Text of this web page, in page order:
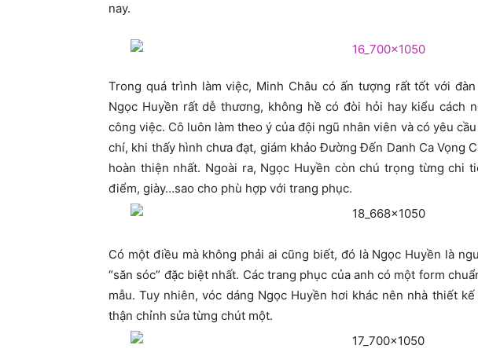
nay.
Trong quá trình làm việc, Minh Châu có ấn tượng rất tốt với
Ngọc Huyền rất dễ thương, không hề có đòi hỏi hay kiểu cách
công việc. Cô luôn làm theo ý của đội ngũ nhân viên và có yêu
chí, khi thấy hình chưa đạt, giám khảo Đường Đến Danh Ca Vọng
hoàn thiện nhất. Ngoài ra, Ngọc Huyền còn chú trọng từng chi
điểm, giày…sao cho phù hợp với trang phục.
Có một điều mà không phải ai cũng biết, đó là Ngọc Huyền là
“săn sóc” đặc biệt nhất. Các trang phục của anh có một form
mẫu. Tuy nhiên, vóc dáng Ngọc Huyền hơi khác nên nhà thiết
thận chỉnh sửa từng chút một.